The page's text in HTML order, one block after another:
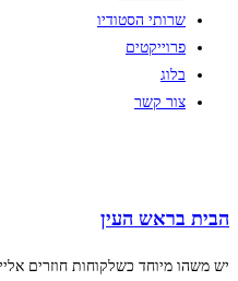
שרותי הסטודיו
פרוייקטים
בלוג
צור קשר
הבית בראש העין
יש משהו מיוחד כשלקוחות חוזרים